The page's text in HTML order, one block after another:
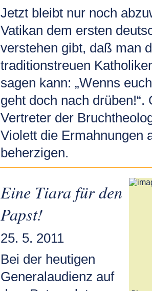
Jetzt bleibt nur noch
Vatikan dem ersten
verstehen gibt, daß man
traditionstreuen
sagen kann: „Wenns
geht doch nach drüben!“.
Vertreter der
Violett die Ermahnungen
beherzigen.
Eine Tiara für den
Papst!
25. 5. 2011
Bei der heutigen
Generalaudienz auf